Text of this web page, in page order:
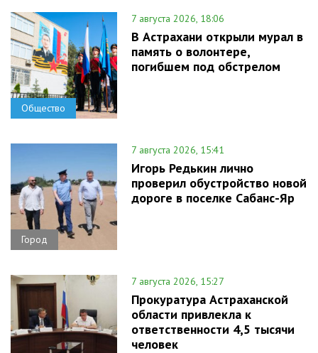
Общество
7 августа 2026, 18:06
В Астрахани открыли мурал в
память о волонтере,
погибшем под обстрелом
Город
7 августа 2026, 15:41
Игорь Редькин лично
проверил обустройство новой
дороге в поселке Сабанс-Яр
7 августа 2026, 15:27
Прокуратура Астраханской
области привлекла к
ответственности 4,5 тысячи
человек